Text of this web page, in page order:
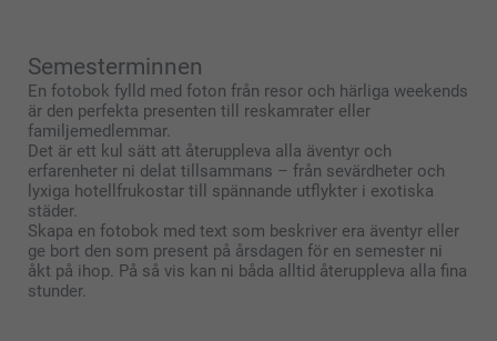
Semesterminnen
En fotobok fylld med foton från resor och härliga weekends
är den perfekta presenten till reskamrater eller
familjemedlemmar.
Det är ett kul sätt att återuppleva alla äventyr och
erfarenheter ni delat tillsammans – från sevärdheter och
lyxiga hotellfrukostar till spännande utflykter i exotiska
städer.
Skapa en fotobok med text som beskriver era äventyr eller
ge bort den som present på årsdagen för en semester ni
åkt på ihop. På så vis kan ni båda alltid återuppleva alla fina
stunder.